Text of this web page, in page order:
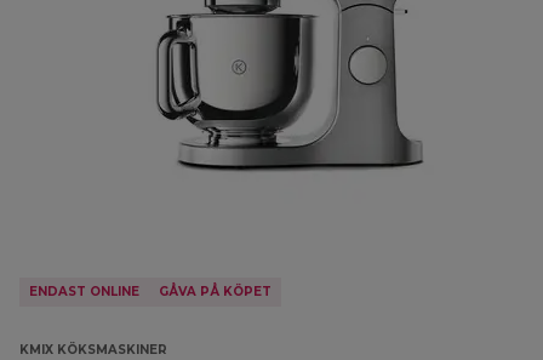
ENDAST ONLINE GÅVA PÅ KÖPET
KMIX KÖKSMASKINER